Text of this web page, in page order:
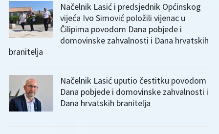
Načelnik Lasić i predsjednik Općinskog
vijeća Ivo Simović položili vijenac u
Čilipima povodom Dana pobjede i
domovinske zahvalnosti i Dana hrvatskih
branitelja
Načelnik Lasić uputio čestitku povodom
Dana pobjede i domovinske zahvalnosti i
Dana hrvatskih branitelja